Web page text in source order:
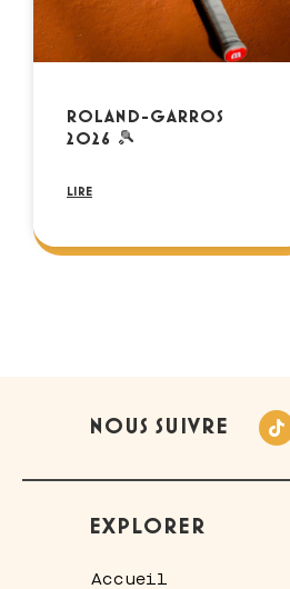
ROLAND-GARROS
2026 🎾
LIRE
NOUS SUIVRE
EXPLORER
Accueil